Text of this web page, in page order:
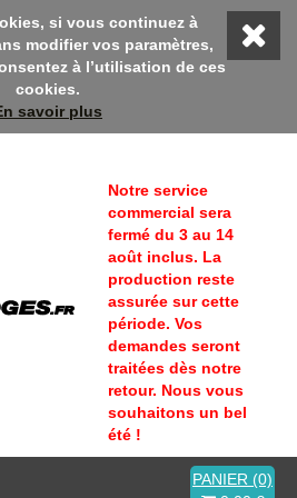
ce moment, profitez d'une remise
si vous continuez à
modifier vos paramètres,
à l’utilisation de ces
cookies.
savoir plus
Notre service
commercial sera
fermé du 3 au 14
août inclus. La
production reste
assurée sur cette
période. Vos
demandes seront
traitées dès notre
retour. Nous vous
souhaitons un bel
été !
PANIER (0)